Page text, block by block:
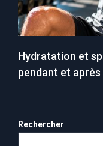
Hydratation et
pendant et après
Rechercher